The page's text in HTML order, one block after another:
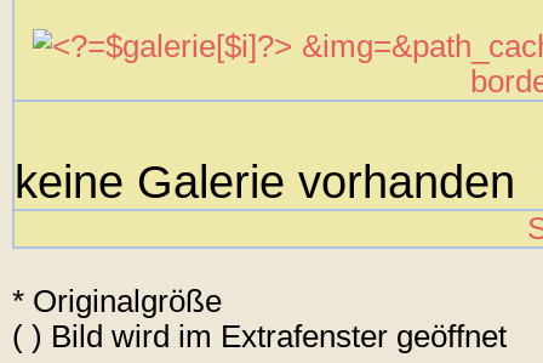
&img=
keine Galerie vorhanden
* Originalgröße
( ) Bild wird im Extrafenster geöffnet